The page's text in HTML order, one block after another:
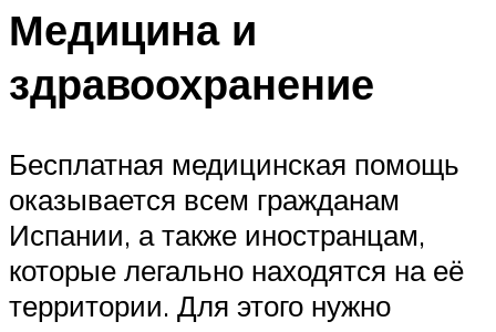
Медицина и
здравоохранение
Бесплатная медицинская помощь
оказывается всем гражданам
Испании, а также иностранцам,
которые легально находятся на её
территории. Для этого нужно